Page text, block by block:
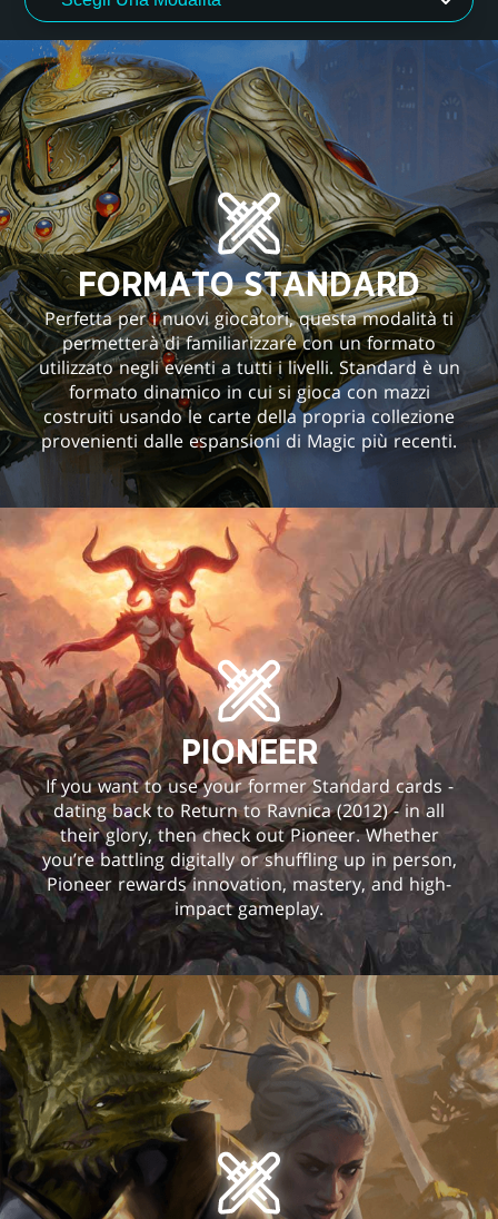
FORMATO STANDARD
Perfetta per i nuovi giocatori, questa modalità ti
permetterà di familiarizzare con un formato
utilizzato negli eventi a tutti i livelli. Standard è un
formato dinamico in cui si gioca con mazzi
costruiti usando le carte della propria collezione
provenienti dalle espansioni di Magic più recenti.
PIONEER
If you want to use your former Standard cards -
dating back to Return to Ravnica (2012) - in all
their glory, then check out Pioneer. Whether
you’re battling digitally or shuffling up in person,
Pioneer rewards innovation, mastery, and high-
impact gameplay.